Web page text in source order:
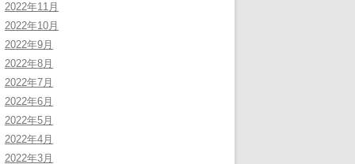
2022年11月
2022年10月
2022年9月
2022年8月
2022年7月
2022年6月
2022年5月
2022年4月
2022年3月